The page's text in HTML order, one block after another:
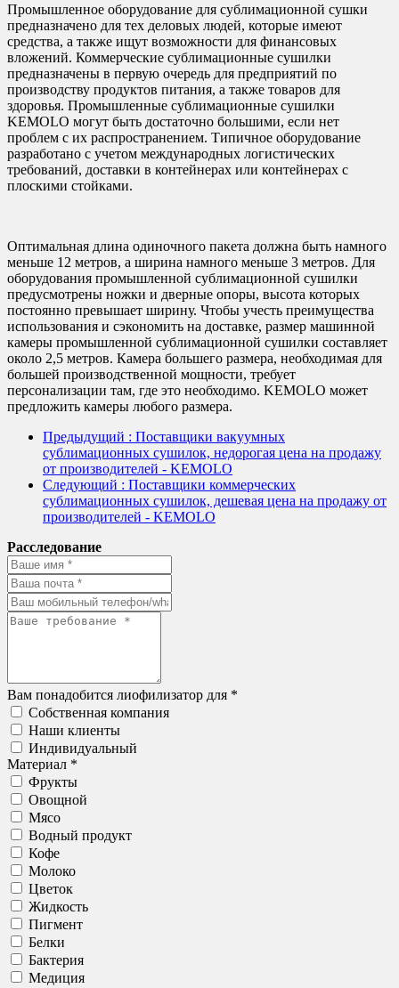
Промышленное оборудование для сублимационной сушки
предназначено для тех деловых людей, которые имеют
средства, а также ищут возможности для финансовых
вложений. Коммерческие сублимационные сушилки
предназначены в первую очередь для предприятий по
производству продуктов питания, а также товаров для
здоровья. Промышленные сублимационные сушилки
KEMOLO могут быть достаточно большими, если нет
проблем с их распространением. Типичное оборудование
разработано с учетом международных логистических
требований, доставки в контейнерах или контейнерах с
плоскими стойками.
Оптимальная длина одиночного пакета должна быть намного
меньше 12 метров, а ширина намного меньше 3 метров. Для
оборудования промышленной сублимационной сушилки
предусмотрены ножки и дверные опоры, высота которых
постоянно превышает ширину. Чтобы учесть преимущества
использования и сэкономить на доставке, размер машинной
камеры промышленной сублимационной сушилки составляет
около 2,5 метров. Камера большего размера, необходимая для
большей производственной мощности, требует
персонализации там, где это необходимо. KEMOLO может
предложить камеры любого размера.
Предыдущий : Поставщики вакуумных
сублимационных сушилок, недорогая цена на продажу
от производителей - KEMOLO
Следующий : Поставщики коммерческих
сублимационных сушилок, дешевая цена на продажу от
производителей - KEMOLO
Расследование
Вам понадобится лиофилизатор для *
Собственная компания
Наши клиенты
Индивидуальный
Материал *
Фрукты
Овощной
Мясо
Водный продукт
Кофе
Молоко
Цветок
Жидкость
Пигмент
Белки
Бактерия
Медиция